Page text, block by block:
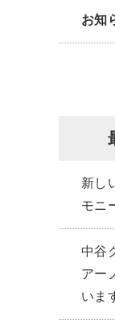
お知
新し
モニ
中谷
アー
いま